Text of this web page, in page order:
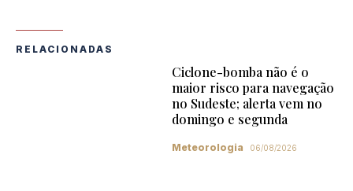
RELACIONADAS
Ciclone-bomba não é o
maior risco para navegação
no Sudeste; alerta vem no
domingo e segunda
Meteorologia 06/08/2026